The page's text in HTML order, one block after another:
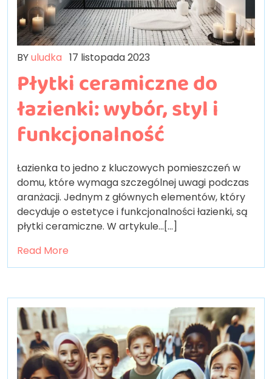
BYuludka 17 listopada 2023
Płytki ceramiczne do
łazienki: wybór, styl i
funkcjonalność
Łazienka to jedno z kluczowych pomieszczeń w
domu, które wymaga szczególnej uwagi podczas
aranżacji. Jednym z głównych elementów, który
decyduje o estetyce i funkcjonalności łazienki, są
płytki ceramiczne. W artykule…[...]
Read More